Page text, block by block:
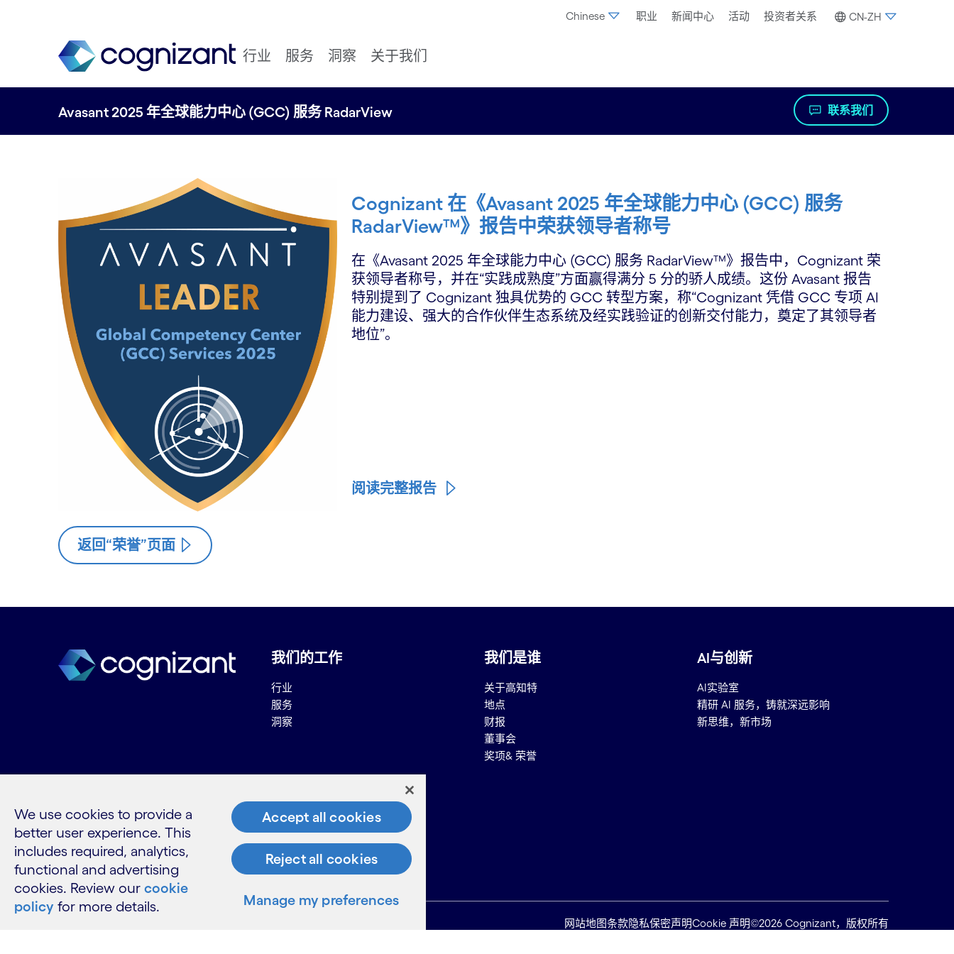
Chinese 职业 新闻中心 活动 投资者关系 CN-ZH
行业 服务 洞察 关于我们
Avasant 2025 年全球能力中心 (GCC) 服务 RadarView 联系我们
Cognizant 在《Avasant 2025 年全球能力中心 (GCC) 服务
RadarView™》报告中荣获领导者称号
在《Avasant 2025 年全球能力中心 (GCC) 服务 RadarView™》报告中，Cognizant 荣
获领导者称号，并在“实践成熟度”方面赢得满分 5 分的骄人成绩。这份 Avasant 报告
特别提到了 Cognizant 独具优势的 GCC 转型方案，称“Cognizant 凭借 GCC 专项 AI
能力建设、强大的合作伙伴生态系统及经实践验证的创新交付能力，奠定了其领导者
地位”。
阅读完整报告
返回“荣誉”页面
我们的工作
行业
服务
洞察
我们是谁
关于高知特
地点
财报
董事会
奖项& 荣誉
AI与创新
AI实验室
精研 AI 服务，铸就深远影响
新思维，新市场
联系我们
职业
高知特术语查询
网站地图条款隐私保密声明Cookie 声明©2026 Cognizant，版权所有
We use cookies to provide a
better user experience. This
includes required, analytics,
functional and advertising
cookies. Review our cookie
policy for more details.
Accept all cookies
Reject all cookies
Manage my preferences